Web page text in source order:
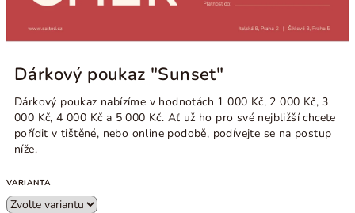
Dárkový poukaz "Sunset"
Dárkový poukaz nabízíme v hodnotách 1 000 Kč, 2 000 Kč, 3
000 Kč, 4 000 Kč a 5 000 Kč. Ať už ho pro své nejbližší chcete
pořídit v tištěné, nebo online podobě, podívejte se na postup
níže.
VARIANTA